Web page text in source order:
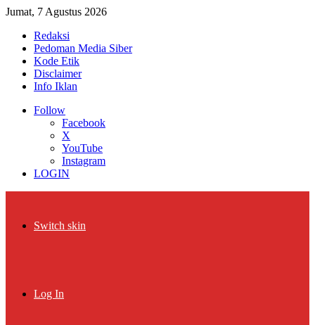
Jumat, 7 Agustus 2026
Redaksi
Pedoman Media Siber
Kode Etik
Disclaimer
Info Iklan
Follow
Facebook
X
YouTube
Instagram
LOGIN
Switch skin
Log In